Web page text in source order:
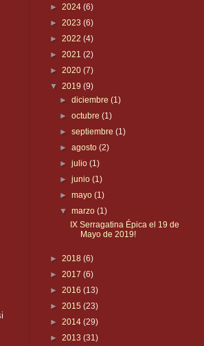
► 2024 (6)
► 2023 (6)
► 2022 (4)
► 2021 (2)
► 2020 (7)
▼ 2019 (9)
►diciembre(1)
►octubre(1)
►septiembre(1)
►agosto(2)
►julio(1)
►junio(1)
►mayo(1)
▼marzo(1)
IX Serragatina Épica el 19 de
Mayo de 2019!
► 2018 (6)
► 2017 (6)
► 2016 (13)
► 2015 (23)
► 2014 (29)
► 2013 (31)